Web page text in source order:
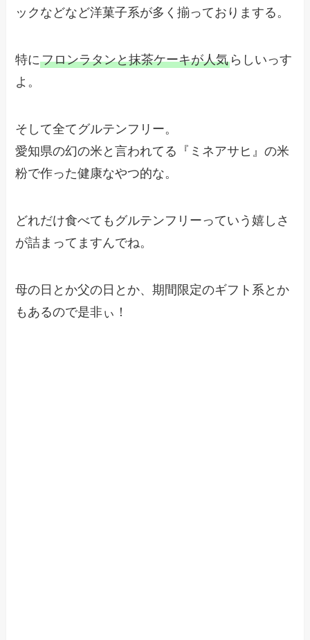
ックなどなど洋菓子系が多く揃っておりまする。
特にフロンラタンと抹茶ケーキが人気 らしいっす
よ。
そして全てグルテンフリー。
愛知県の幻の米と言われてる『ミネアサヒ』の米
粉で作った健康なやつ的な。
どれだけ食べてもグルテンフリーっていう嬉しさ
が詰まってますんでね。
母の日とか父の日とか、期間限定のギフト系とか
もあるので是非ぃ！